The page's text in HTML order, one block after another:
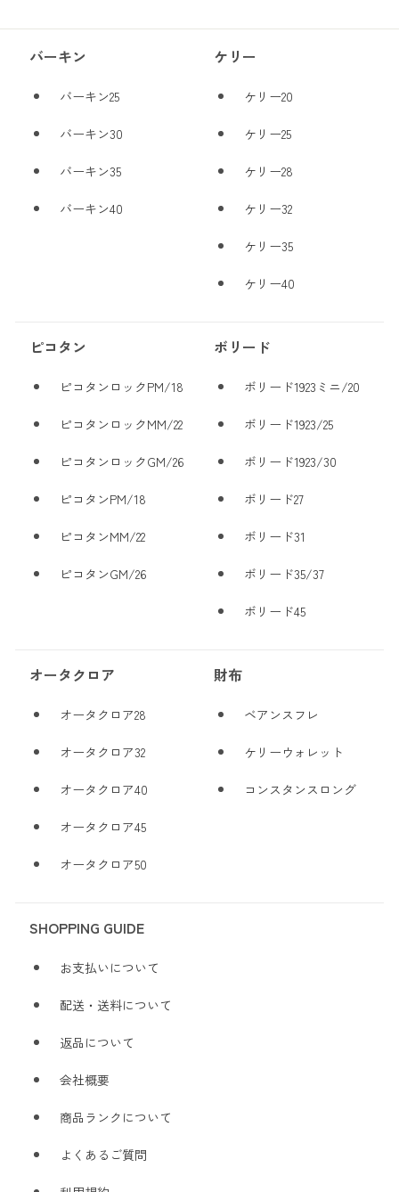
バーキン
バーキン25
バーキン30
バーキン35
バーキン40
ケリー
ケリー20
ケリー25
ケリー28
ケリー32
ケリー35
ケリー40
ピコタン
ピコタンロックPM/18
ピコタンロックMM/22
ピコタンロックGM/26
ピコタンPM/18
ピコタンMM/22
ピコタンGM/26
ボリード
ボリード1923ミニ/20
ボリード1923/25
ボリード1923/30
ボリード27
ボリード31
ボリード35/37
ボリード45
オータクロア
オータクロア28
オータクロア32
オータクロア40
オータクロア45
オータクロア50
財布
ベアンスフレ
ケリーウォレット
コンスタンスロング
SHOPPING GUIDE
お支払いについて
配送・送料について
返品について
会社概要
商品ランクについて
よくあるご質問